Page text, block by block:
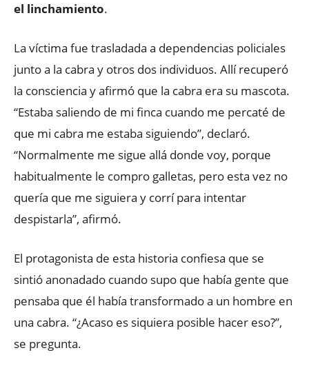
el linchamiento.
La víctima fue trasladada a dependencias policiales
junto a la cabra y otros dos individuos. Allí recuperó
la consciencia y afirmó que la cabra era su mascota.
“Estaba saliendo de mi finca cuando me percaté de
que mi cabra me estaba siguiendo”, declaró.
“Normalmente me sigue allá donde voy, porque
habitualmente le compro galletas, pero esta vez no
quería que me siguiera y corrí para intentar
despistarla”, afirmó.
El protagonista de esta historia confiesa que se
sintió anonadado cuando supo que había gente que
pensaba que él había transformado a un hombre en
una cabra. “¿Acaso es siquiera posible hacer eso?”,
se pregunta.